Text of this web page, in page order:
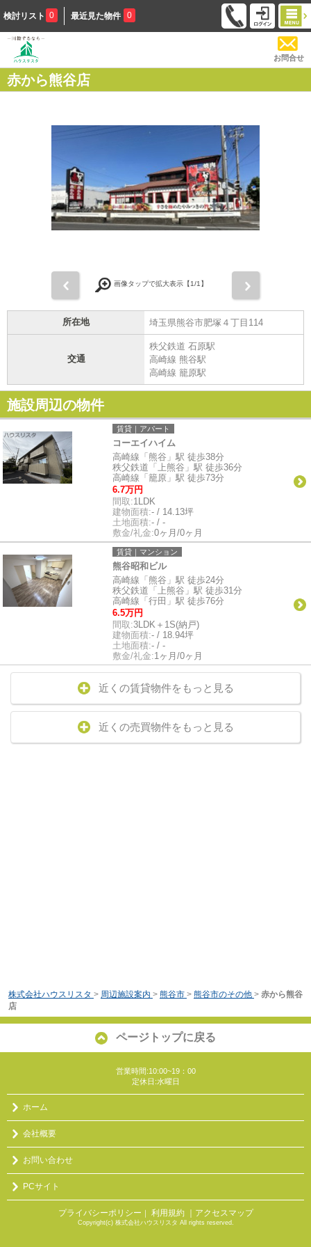
検討リスト 0 最近見た物件 0
お問合せ
赤から熊谷店
画像タップで拡大表示【1/1】
所在地 埼玉県熊谷市肥塚４丁目114
交通
秩父鉄道 石原駅
高崎線 熊谷駅
高崎線 籠原駅
施設周辺の物件
賃貸｜アパート
コーエイハイム
高崎線「熊谷」駅 徒歩38分
秩父鉄道「上熊谷」駅 徒歩36分
高崎線「籠原」駅 徒歩73分
6.7万円
間取:1LDK
建物面積:- / 14.13坪
土地面積:- / -
敷金/礼金:0ヶ月/0ヶ月
賃貸｜マンション
熊谷昭和ビル
高崎線「熊谷」駅 徒歩24分
秩父鉄道「上熊谷」駅 徒歩31分
高崎線「行田」駅 徒歩76分
6.5万円
間取:3LDK＋1S(納戸)
建物面積:- / 18.94坪
土地面積:- / -
敷金/礼金:1ヶ月/0ヶ月
近くの賃貸物件をもっと見る
近くの売買物件をもっと見る
株式会社ハウスリスタ > 周辺施設案内 > 熊谷市 > 熊谷市のその他 > 赤から熊谷
店
ページトップに戻る
営業時間:10:00~19：00
定休日:水曜日
ホーム
会社概要
お問い合わせ
PCサイト
プライバシーポリシー ｜ 利用規約 ｜アクセスマップ
Copyright(c) 株式会社ハウスリスタ All rights reserved.